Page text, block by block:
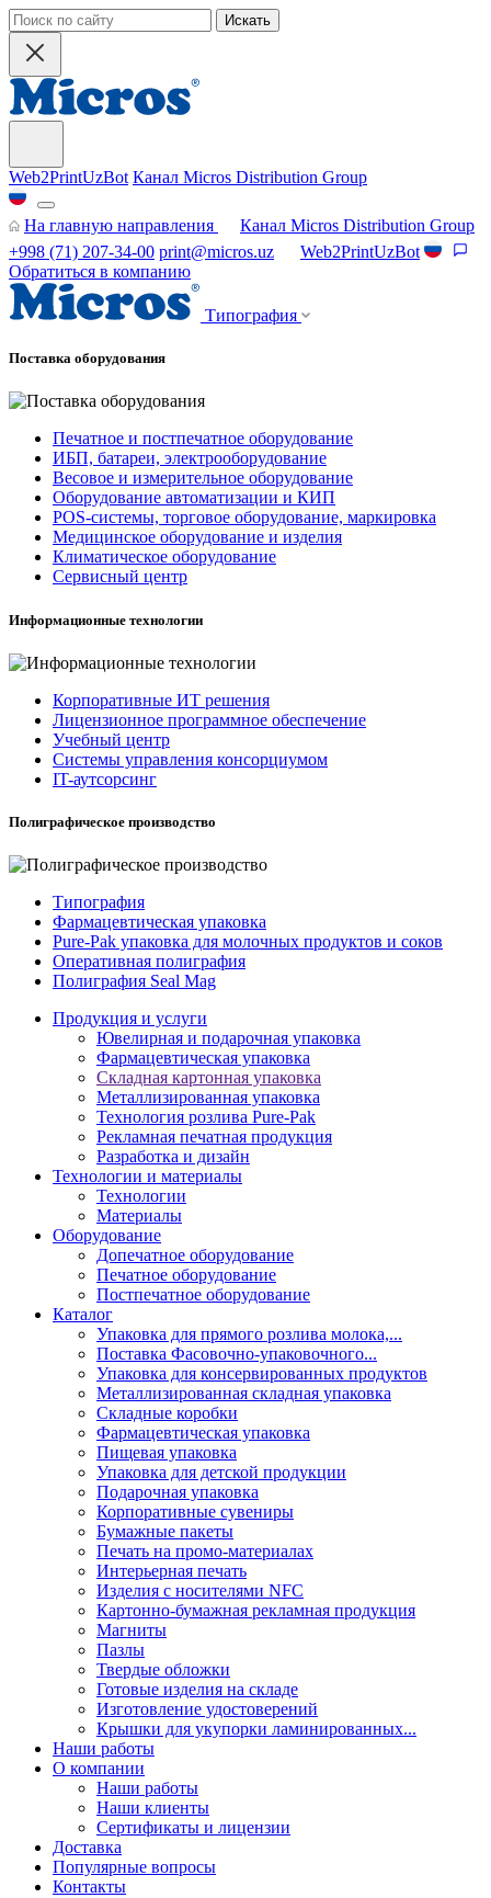
Искать
Web2PrintUzBot Канал Micros Distribution Group
На главную направления
Канал Micros Distribution Group
+998 (71) 207-34-00 print@micros.uz
Web2PrintUzBot
Обратиться в компанию
Типография
Поставка оборудования
Печатное и постпечатное оборудование
ИБП, батареи, электрооборудование
Весовое и измерительное оборудование
Оборудование автоматизации и КИП
POS-системы, торговое оборудование, маркировка
Медицинское оборудование и изделия
Климатическое оборудование
Сервисный центр
Информационные технологии
Корпоративные ИТ решения
Лицензионное программное обеспечение
Учебный центр
Системы управления консорциумом
IT-аутсорсинг
Полиграфическое производство
Типография
Фармацевтическая упаковка
Pure-Pak упаковка для молочных продуктов и соков
Оперативная полиграфия
Полиграфия Seal Mag
Продукция и услуги
Ювелирная и подарочная упаковка
Фармацевтическая упаковка
Складная картонная упаковка
Металлизированная упаковка
Технология розлива Pure-Pak
Рекламная печатная продукция
Разработка и дизайн
Технологии и материалы
Технологии
Материалы
Оборудование
Допечатное оборудование
Печатное оборудование
Постпечатное оборудование
Каталог
Упаковка для прямого розлива молока,...
Поставка Фасовочно-упаковочного...
Упаковка для консервированных продуктов
Металлизированная складная упаковка
Складные коробки
Фармацевтическая упаковка
Пищевая упаковка
Упаковка для детской продукции
Подарочная упаковка
Корпоративные сувениры
Бумажные пакеты
Печать на промо-материалах
Интерьерная печать
Изделия с носителями NFC
Картонно-бумажная рекламная продукция
Магниты
Пазлы
Твердые обложки
Готовые изделия на складе
Изготовление удостоверений
Крышки для укупорки ламинированных...
Наши работы
О компании
Наши работы
Наши клиенты
Сертификаты и лицензии
Доставка
Популярные вопросы
Контакты